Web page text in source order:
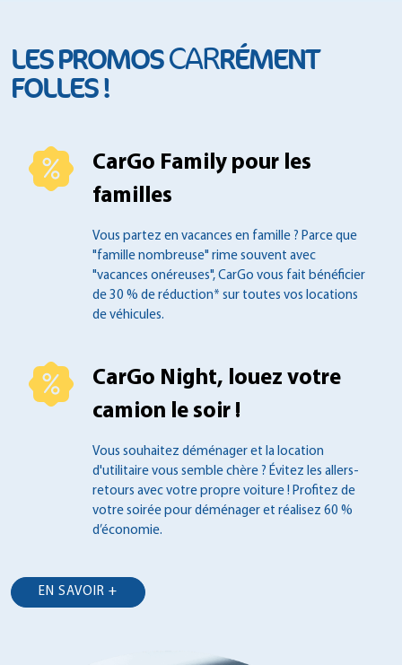
LES PROMOSCARRÉMENT
FOLLES !
CarGo Family pour les
familles
Vous partez en vacances en famille ? Parce que
"famille nombreuse" rime souvent avec
"vacances onéreuses", CarGo vous fait bénéficier
de 30 % de réduction* sur toutes vos locations
de véhicules.
CarGo Night, louez votre
camion le soir !
Vous souhaitez déménager et la location
d'utilitaire vous semble chère ? Évitez les allers-
retours avec votre propre voiture ! Profitez de
votre soirée pour déménager et réalisez 60 %
d’économie.
EN SAVOIR +